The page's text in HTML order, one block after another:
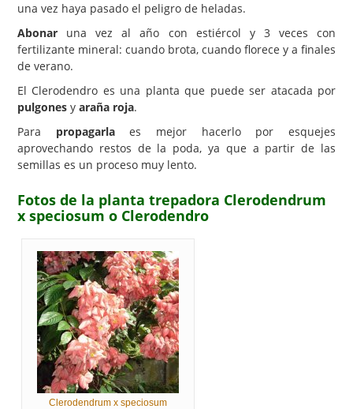
una vez haya pasado el peligro de heladas.
Abonar una vez al año con estiércol y 3 veces con
fertilizante mineral: cuando brota, cuando florece y a finales
de verano.
El Clerodendro es una planta que puede ser atacada por
pulgones y araña roja.
Para propagarlaes mejor hacerlo por esquejes
aprovechando restos de la poda, ya que a partir de las
semillas es un proceso muy lento.
Fotos de la planta trepadora Clerodendrum
x speciosum o Clerodendro
Clerodendrum x speciosum